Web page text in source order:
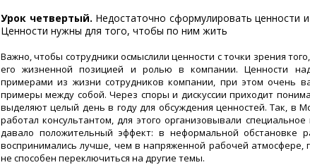
Урок четвертый. Недостаточно сформулировать ценности
Ценности нужны для того, чтобы по ним жить
Важно, чтобы сотрудники осмыслили ценности с точки зрения
его жизненной позицией и ролью в компании. Ценности
примерами из жизни сотрудников компании, при этом очень
примеры между собой. Через споры и дискуссии приходит
выделяют целый день в году для обсуждения ценностей. Так, в
работал консультантом, для этого организовывали
давало положительный эффект: в неформальной обстановке
воспринимались лучше, чем в напряженной рабочей атмосфере,
не способен переключиться на другие темы.